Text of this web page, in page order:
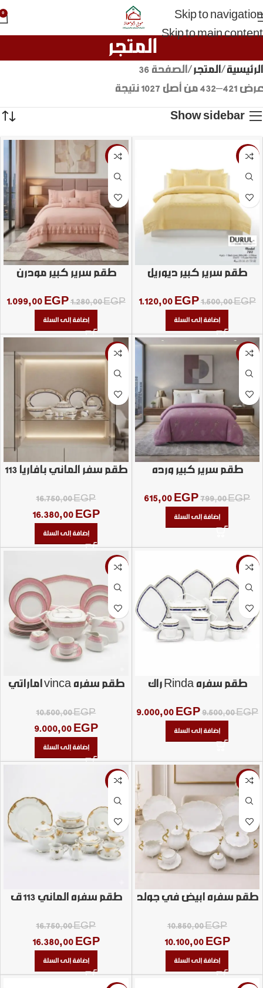
Skip to navigation
Skip to main content
0
المتجر
الرئيسية المتجر
الصفحة 36
عرض 421–432 من أصل 1027 نتيجة
Show sidebar
-25%
طقم سرير كبير ديوريل
1.500,00EGP
1.120,00 EGP
إضافة إلى السلة
-14%
طقم سرير كبير مودرن
1.280,00EGP
1.099,00 EGP
إضافة إلى السلة
-23%
طقم سرير كبير ورده
799,00EGP
615,00 EGP
إضافة إلى السلة
-2%
طقم سفر الماني بافاريا 113
16.750,00EGP
16.380,00 EGP
إضافة إلى السلة
-5%
طقم سفره Rinda راك
9.500,00EGP
9.000,00 EGP
إضافة إلى السلة
-14%
طقم سفره vinca اماراتي
10.500,00EGP
9.000,00 EGP
إضافة إلى السلة
-7%
طقم سفره ابيض في جولد
10.850,00EGP
10.100,00 EGP
إضافة إلى السلة
-2%
طقم سفره الماني 113 ق
16.750,00EGP
16.380,00 EGP
إضافة إلى السلة